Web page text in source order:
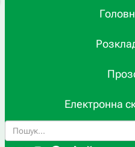
Електронна